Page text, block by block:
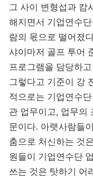
그 사이 변형섭과 캄
해지면서 기업연수
람의 몫으로 떨어졌
샤이마저 골프 투어
프로그램을 담당하
그렇다고 기준이 강
적으로는 기업연수
관 업무이고, 업무의
문이다. 아랫사람들
춤으로 처신하는 것
원들이 기업연수단
쓰는 것은 탓하기 어